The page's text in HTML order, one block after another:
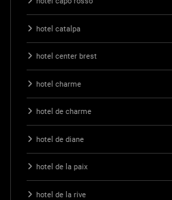
hotel catalpa
hotel center brest
hotel charme
hotel de charme
hotel de diane
hotel de la paix
hotel de la rive